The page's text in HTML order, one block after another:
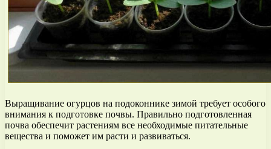
Выращивание огурцов на подоконнике зимой требует особого
внимания к подготовке почвы. Правильно подготовленная
почва обеспечит растениям все необходимые питательные
вещества и поможет им расти и развиваться.